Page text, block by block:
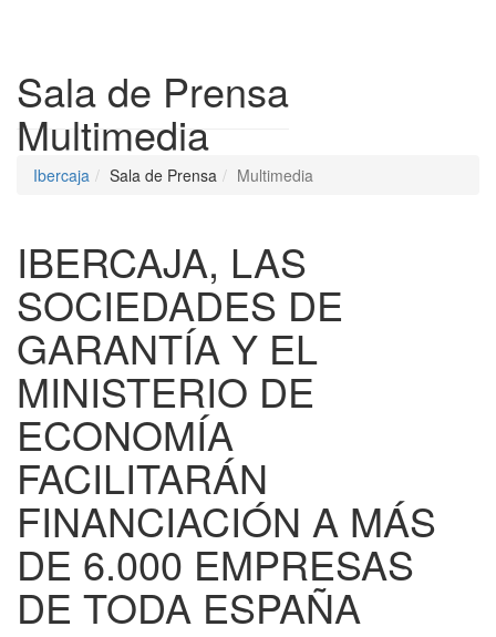
Sala de Prensa
Multimedia
Ibercaja Sala de Prensa Multimedia
IBERCAJA, LAS
SOCIEDADES DE
GARANTÍA Y EL
MINISTERIO DE
ECONOMÍA
FACILITARÁN
FINANCIACIÓN A MÁS
DE 6.000 EMPRESAS
DE TODA ESPAÑA